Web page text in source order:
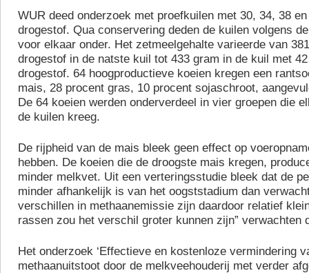
WUR deed onderzoek met proefkuilen met 30, 34, 38
drogestof. Qua conservering deden de kuilen volgens
voor elkaar onder. Het zetmeelgehalte varieerde van
drogestof in de natste kuil tot 433 gram in de kuil met
drogestof. 64 hoogproductieve koeien kregen een
mais, 28 procent gras, 10 procent sojaschroot,
De 64 koeien werden onderverdeel in vier groepen die
de kuilen kreeg.
De rijpheid van de mais bleek geen effect op
hebben. De koeien die de droogste mais kregen,
minder melkvet. Uit een verteringsstudie bleek dat de
minder afhankelijk is van het oogststadium dan
verschillen in methaanemissie zijn daardoor relatief
rassen zou het verschil groter kunnen zijn” verwachten
Het onderzoek ‘Effectieve en kostenloze vermindering
methaanuitstoot door de melkveehouderij met verder